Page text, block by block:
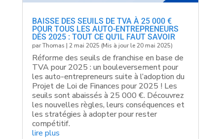
BAISSE DES SEUILS DE TVA À 25 000 €
POUR TOUS LES AUTO-ENTREPRENEURS
DÈS 2025 : TOUT CE QU’IL FAUT SAVOIR
parThomas | 2 mai 2025 (Mis à jour le 20 mai 2025)
Réforme des seuils de franchise en base de
TVA pour 2025 : un bouleversement pour
les auto-entrepreneurs suite à l’adoption du
Projet de Loi de Finances pour 2025 ! Les
seuils sont abaissés à 25 000 €. Découvrez
les nouvelles règles, leurs conséquences et
les stratégies à adopter pour rester
compétitif.
lire plus